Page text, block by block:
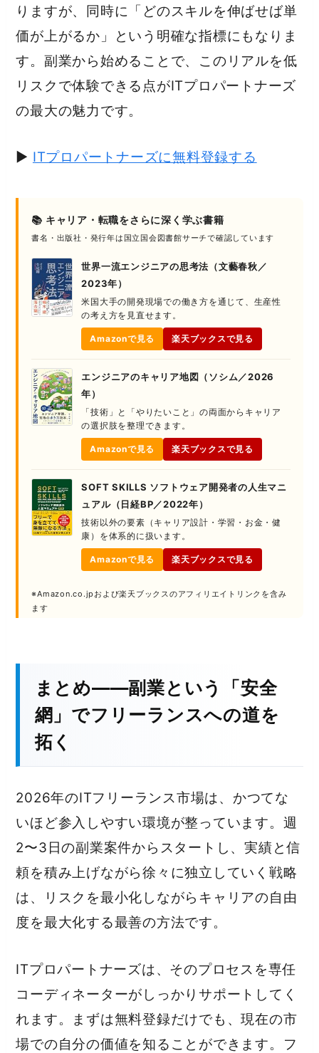
りますが、同時に「どのスキルを伸ばせば単
価が上がるか」という明確な指標にもなりま
す。副業から始めることで、このリアルを低
リスクで体験できる点がITプロパートナーズ
の最大の魅力です。
▶ ITプロパートナーズに無料登録する
📚 キャリア・転職をさらに深く学ぶ書籍
書名・出版社・発行年は国立国会図書館サーチで確認しています
世界一流エンジニアの思考法（文藝春秋／
2023年）
米国大手の開発現場での働き方を通じて、生産性
の考え方を見直せます。
Amazonで見る 楽天ブックスで見る
エンジニアのキャリア地図（ソシム／2026
年）
「技術」と「やりたいこと」の両面からキャリア
の選択肢を整理できます。
Amazonで見る 楽天ブックスで見る
SOFT SKILLS ソフトウェア開発者の人生マニ
ュアル（日経BP／2022年）
技術以外の要素（キャリア設計・学習・お金・健
康）を体系的に扱います。
Amazonで見る 楽天ブックスで見る
※Amazon.co.jpおよび楽天ブックスのアフィリエイトリンクを含み
ます
まとめ——副業という「安全
網」でフリーランスへの道を
拓く
2026年のITフリーランス市場は、かつてな
いほど参入しやすい環境が整っています。週
2〜3日の副業案件からスタートし、実績と信
頼を積み上げながら徐々に独立していく戦略
は、リスクを最小化しながらキャリアの自由
度を最大化する最善の方法です。
ITプロパートナーズは、そのプロセスを専任
コーディネーターがしっかりサポートしてく
れます。まずは無料登録だけでも、現在の市
場での自分の価値を知ることができます。フ